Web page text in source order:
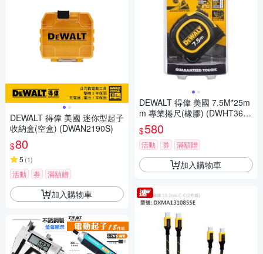
DEWALT 得偉 美國 迷你型起子
收納盒(空盒) (DWAN2190S)
$80
5 (1)
活動 券 滿額贈
加入購物車
DEWALT 得偉 美國 7.5M*25m
m 專業捲尺(橡膠) (DWHT3616
2L)
$580
活動 券 滿額贈
加入購物車